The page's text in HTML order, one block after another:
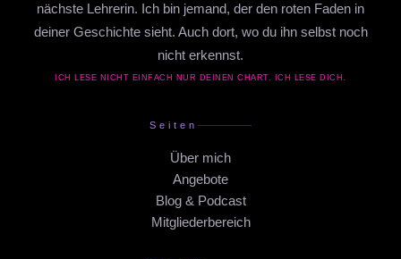
nächste Lehrerin. Ich bin jemand, der den roten Faden in
deiner Geschichte sieht. Auch dort, wo du ihn selbst noch
nicht erkennst.
ICH LESE NICHT EINFACH NUR DEINEN CHART. ICH LESE DICH.
Seiten
Über mich
Angebote
Blog & Podcast
Mitgliederbereich